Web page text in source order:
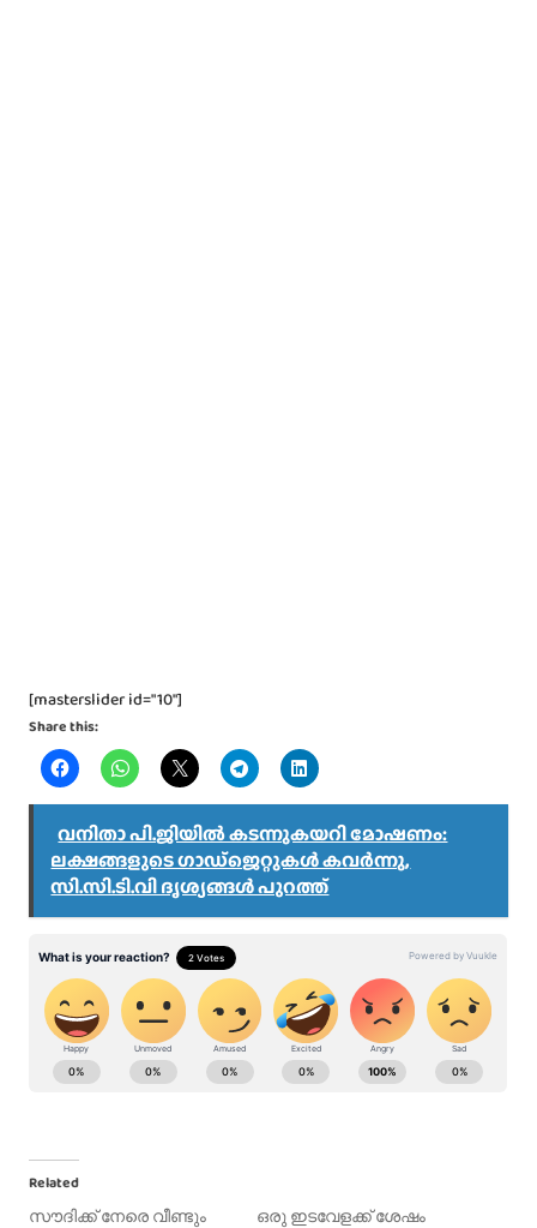
[masterslider id="10"]
Share this:
വനിതാ പി.ജിയിൽ കടന്നുകയറി മോഷണം:
ലക്ഷങ്ങളുടെ ഗാഡ്‌ജെറ്റുകൾ കവർന്നു,
സി.സി.ടി.വി ദൃശ്യങ്ങൾ പുറത്ത്
Related
സൗദിക്ക് നേരെ വീണ്ടും
ഒരു ഇടവേളക്ക് ശേഷം